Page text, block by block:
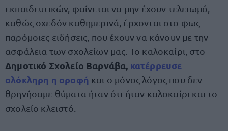
εκπαιδευτικών, φαίνεται να μην έχουν τελειωμό,
καθώς σχεδόν καθημερινά, έρχονται στο φως
παρόμοιες ειδήσεις, που έχουν να κάνουν με την
ασφάλεια των σχολείων μας. Το καλοκαίρι, στο
Δημοτικό Σχολείο Βαρνάβα, κατέρρευσε
ολόκληρη η οροφή και ο μόνος λόγος που δεν
θρηνήσαμε θύματα ήταν ότι ήταν καλοκαίρι και το
σχολείο κλειστό.